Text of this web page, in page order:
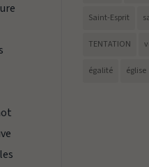
Saint-Esprit
TENTATION
égalité église